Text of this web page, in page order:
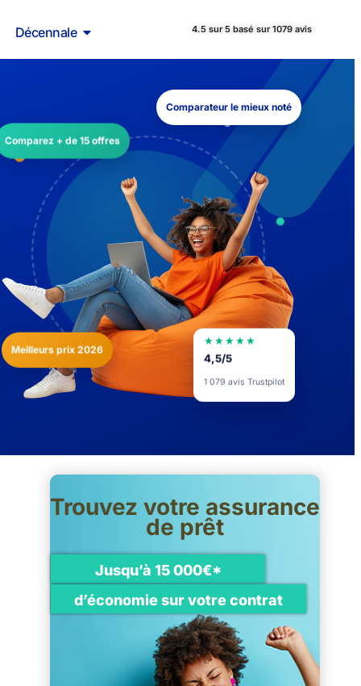
Décennale 4.5 sur 5 basé sur 1079 avis
Comparez + de 15 offres
Meilleurs prix 2026
Comparateur le mieux noté
★★★★★
4,5/5
1 079 avis Trustpilot
Trouvez votre assurance
de prêt
Jusqu’à 15 000€*
d’économie sur votre contrat